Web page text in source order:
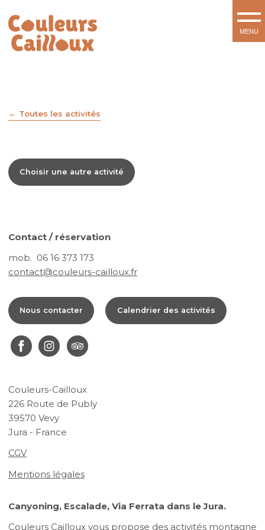
Toutes les activités
Choisir une autre activité
Contact / réservation
mob. 06 16 373 173
contact@couleurs-cailloux.fr
Nous contacter Calendrier des activités
Couleurs-Cailloux
226 Route de Publy
39570 Vevy
Jura - France
CGV
Mentions légales
Canyoning, Escalade, Via Ferrata dans le Jura.
Couleurs Cailloux vous propose des activités montagne